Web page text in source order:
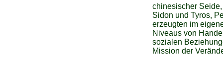
chinesischer
Sidon und Tyros,
erzeugten im
Niveaus von
sozialen
Mission der